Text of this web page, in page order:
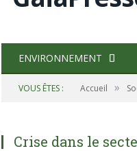
ENVIRONNEMENT
VOUS ÊTES : Accueil »
Crise dans le